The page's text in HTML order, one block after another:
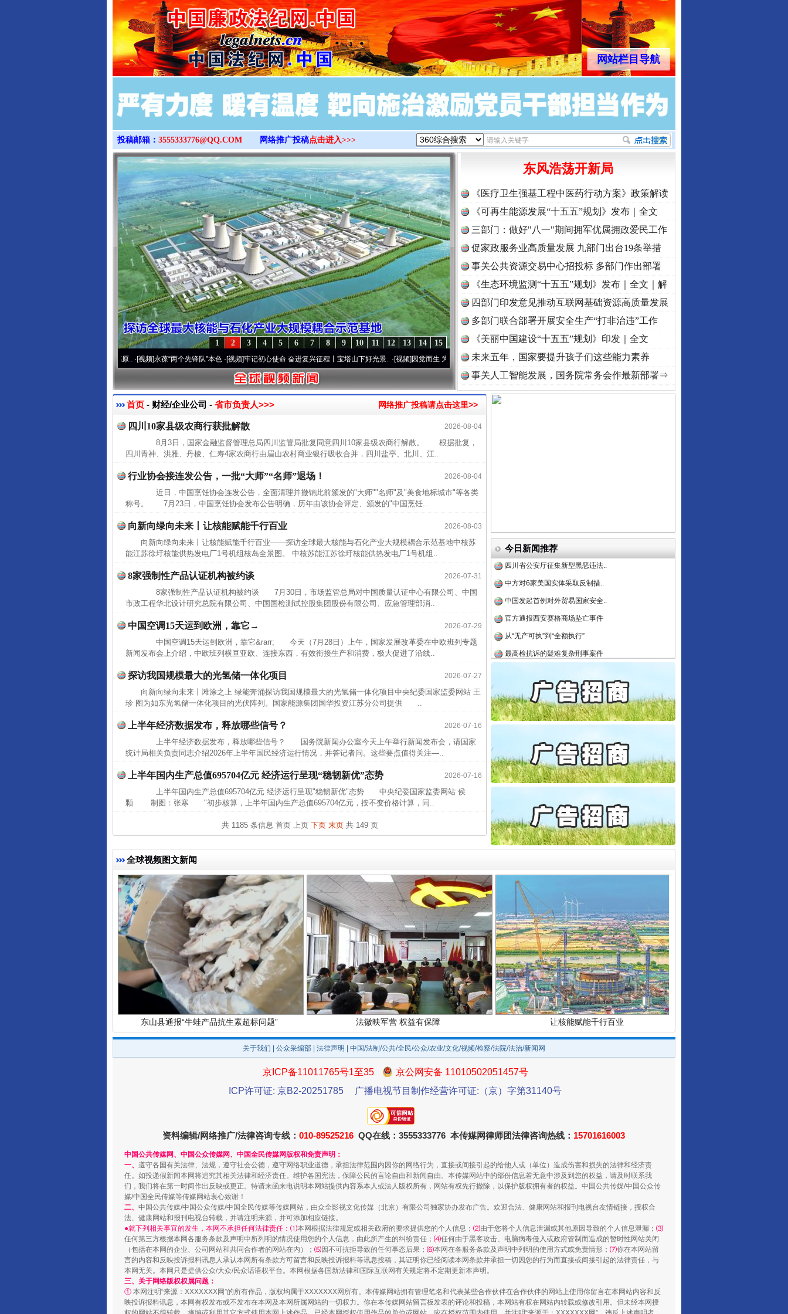
>
网站栏目导航
投稿邮箱： 3555333776@QQ.COM 网络推广投稿点击进入>>>
15
14
13
12
11
10
9
8
7
6
5
4
3
2
1
·[视频]永葆“两个先锋队”本色·[视频]牢记初心使命 奋进复兴征程丨宝塔山下好光景..·[视频]因党而生 为党而战——百年“纪”事⑧加强纪律..·[视频]牢记初心使命 奋进复兴征程丨“转折之城”激荡..
东风浩荡开新局
《医疗卫生强基工程中医药行动方案》政策解读
《可再生能源发展“十五五”规划》发布｜全文
三部门：做好"八一"期间拥军优属拥政爱民工作
促家政服务业高质量发展 九部门出台19条举措
事关公共资源交易中心招投标 多部门作出部署
《生态环境监测“十五五”规划》发布｜全文｜解
读
四部门印发意见推动互联网基础资源高质量发展
多部门联合部署开展安全生产“打非治违”工作
《美丽中国建设“十五五”规划》印发｜全文
未来五年，国家要提升孩子们这些能力素养
事关人工智能发展，国务院常务会作最新部署⇒
首页 - 财经/企业公司 - 省市负责人>>> 网络推广投稿请点击这里>>
2026-08-04
四川10家县级农商行获批解散
8月3日，国家金融监督管理总局四川监管局批复同意四川10家县级农商行解散。 根据批复，
四川青神、洪雅、丹棱、仁寿4家农商行由眉山农村商业银行吸收合并，四川盐亭、北川、江..
2026-08-04
行业协会接连发公告，一批“大师”“名师”退场！
近日，中国烹饪协会连发公告，全面清理并撤销此前颁发的"大师""名师"及"美食地标城市"等各类
称号。 7月23日，中国烹饪协会发布公告明确，历年由该协会评定、颁发的"中国烹饪..
2026-08-03
向新向绿向未来丨让核能赋能千行百业
向新向绿向未来丨让核能赋能千行百业——探访全球最大核能与石化产业大规模耦合示范基地中核苏
能江苏徐圩核能供热发电厂1号机组核岛全景图。 中核苏能江苏徐圩核能供热发电厂1号机组..
2026-07-31
8家强制性产品认证机构被约谈
8家强制性产品认证机构被约谈 7月30日，市场监管总局对中国质量认证中心有限公司、中国
市政工程华北设计研究总院有限公司、中国国检测试控股集团股份有限公司、应急管理部消..
2026-07-29
中国空调15天运到欧洲，靠它→
中国空调15天运到欧洲，靠它&rarr; 今天（7月28日）上午，国家发展改革委在中欧班列专题
新闻发布会上介绍，中欧班列横亘亚欧、连接东西，有效衔接生产和消费，极大促进了沿线..
2026-07-27
探访我国规模最大的光氢储一体化项目
向新向绿向未来丨滩涂之上 绿能奔涌探访我国规模最大的光氢储一体化项目中央纪委国家监委网站 王
珍 图为如东光氢储一体化项目的光伏阵列。国家能源集团国华投资江苏分公司提供 ..
2026-07-16
上半年经济数据发布，释放哪些信号？
上半年经济数据发布，释放哪些信号？ 国务院新闻办公室今天上午举行新闻发布会，请国家
统计局相关负责同志介绍2026年上半年国民经济运行情况，并答记者问。这些要点值得关注—..
2026-07-16
上半年国内生产总值695704亿元 经济运行呈现“稳韧新优”态势
上半年国内生产总值695704亿元 经济运行呈现"稳韧新优"态势 中央纪委国家监委网站 侯
颗 制图：张寒 "初步核算，上半年国内生产总值695704亿元，按不变价格计算，同..
共 1185 条信息 首页 上页 下页 末页共 149 页
今日新闻推荐
传销头目出狱后办书院暴力管教..
四川省公安厅征集新型黑恶违法..
中方对6家美国实体采取反制措..
中国发起首例对外贸易国家安全..
官方通报西安赛格商场坠亡事件
从“无产可执”到“全额执行”
最高检抗诉的疑难复杂刑事案件
事故致5死1伤，四川省安委会挂..
半生相守，一别两宽：这场老年..
一纸欠条伤亲情 巡回调解促和..
26万保费，离婚时为何要分走一..
杨天誉，不得录用为公务员
传销头目出狱后办书院暴力管教..
四川省公安厅征集新型黑恶违法..
中国发起首例对外贸易国家安全..
官方通报西安赛格商场坠亡事件
从“无产可执”到“全额执行”
事故致5死1伤，四川省安委会挂..
全球视频图文新闻
完善运行机制助力责任有效落实
东山县通报“牛蛙产品抗生素超标问题” 法徽映军营 权益有保障 让核能赋能千行百业
千年窑火 生生不息 一批国家标准开始实施 从数据变化看反腐深化
关于我们 公众采编部 法律声明 | 中国/法制/公共/全民/公众/农业/文化/视频/检察/法院/法治/新闻网
京ICP备11011765号1至35
京公网安备 11010502051457号
ICP许可证: 京B2-20251785
广播电视节目制作经营许可证:（京）字第31140号
资料编辑/网络推广/法律咨询专线： 010-89525216 QQ在线：3555333776 本传媒网律师团法律咨询热线： 15701616003
中国公共传媒网、中国公众传媒网、中国全民传媒网版权和免责声明：
一、 遵守各国有关法律、法规，遵守社会公德，遵守网络职业道德，承担法律范围内因你的网络行为，直接或间接引起的给他人或（单位）造成伤害和损失的法律和经济责
任。如投递假新闻本网将追究其相关法律和经济责任。维护各国宪法，保障公民的言论自由和新闻自由。本传媒网站中的部份信息若无意中涉及到您的权益，请及时联系我
们，我们将在第一时间作出反映或更正。特请来函来电说明本网站提供内容系本人或法人版权所有，网站有权先行撤除，以保护版权拥有者的权益。中国公共传媒/中国公众传
媒/中国全民传媒等传媒网站衷心致谢！
二、 中国公共传媒/中国公众传媒/中国全民传媒等传媒网站，由众全影视文化传媒（北京）有限公司独家协办发布广告。欢迎合法、健康网站和报刊电视台友情链接，授权合
法、健康网站和报刊电视台转载，并请注明来源，并可添加相应链接。
●就下列相关事宜的发生，本网不承担任何法律责任：⑴本网根据法律规定或相关政府的要求提供您的个人信息； ⑵由于您将个人信息泄漏或其他原因导致的个人信息泄漏； ⑶
任何第三方根据本网各服务条款及声明中所列明的情况使用您的个人信息，由此所产生的纠纷责任； ⑷任何由于黑客攻击、电脑病毒侵入或政府管制而造成的暂时性网站关闭
（包括在本网的企业、公司网站和共同合作者的网站在内）； ⑸因不可抗拒导致的任何事态后果； ⑹本网在各服务条款及声明中列明的使用方式或免责情形； ⑺你在本网站留
言的内容和反映投诉报料讯息人承认本网所有条款方可留言和反映投诉报料等讯息投稿，其证明你已经阅读本网条款并承担一切因您的行为而直接或间接引起的法律责任，与
本网无关。本网只是提供公众/大众/民众话语权平台。本网根据各国新法律和国际互联网有关规定将不定期更新本声明。
三、关于网络版权权属问题：
① 本网注明“来源：XXXXXXX网”的所有作品，版权均属于XXXXXXX网所有。本传媒网站拥有管理笔名和代表某些合作伙伴在合作伙伴的网站上使用你留言在本网站内容和反
映投诉报料讯息，本网有权发布或不发布在本网及本网所属网站的一切权力。你在本传媒网站留言板发表的评论和投稿，本网站有权在网站内转载或修改引用。但未经本网授